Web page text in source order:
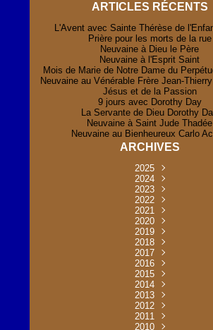
ARTICLES RÉCENTS
L'Avent avec Sainte Thérèse de
Prière pour les morts de la rue
Neuvaine à Dieu le Père
Neuvaine à l'Esprit Saint
Mois de Marie de Notre Dame du
Neuvaine au Vénérable Frère Jean-
Jésus et de la Passion
9 jours avec Dorothy Day
La Servante de Dieu Dorothy
Neuvaine à Saint Jude Thadée
Neuvaine au Bienheureux Carlo
ARCHIVES
2025
Novembre
Juillet(1)
Mai
(1)
Avril
(1)
Janvier(1)
2024
Novembre
Octobre
Août
(1)
Mai
(8)
Avril
(2)
Mars
(1)
Février(1)
Janvier(2)
2023
Décembre
Novembre
Octobre
Juin
(29)
Mai (31)
Avril
(2)
2022
Décembre
Novembre
Octobre
Août
(33)
Juillet
(32)
Juin
(1)
Mai (35)
Avril
(31)
Mars
(32)
Février(2)
Janvier(30)
2021
Décembre
Novembre
Octobre(30)
Septembre
Août
(30)
Juillet(2)
Mai (30)
Avril
(3)
2020
Décembre
Novembre
Octobre(17)
Septembre
Mai (30)
Avril
(13)
Mars
(1)
2019
Octobre
Mai (30)
Avril
(5)
Mars
(31)
Février(3)
2018
Décembre
Novembre
Octobre
Août
(2)
Juin
(5)
Mai (30)
Avril
(31)
Mars
(3)
2017
Décembre
Novembre
Octobre
Août
(30)
Juillet
(33)
Juin
(4)
Mai (32)
2016
Décembre
Novembre
Octobre
Septembre
Août
(2)
Juin
(4)
2015
Décembre
Novembre
Octobre
Septembre
Août
(4)
2014
Septembre
Août
(3)
Juillet(6)
Juin
(31)
2013
Décembre
Novembre
Octobre
2012
Décembre
Novembre
2011
Décembre
2010